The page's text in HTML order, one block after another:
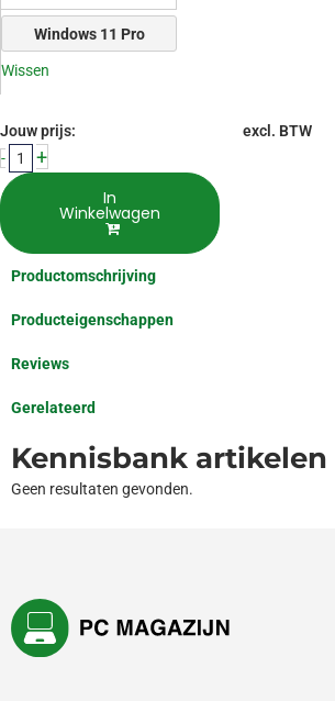
Windows 11 Pro
Wissen
Jouw prijs:
excl. BTW
-
+
In
Winkelwagen
Productomschrijving
Producteigenschappen
Reviews
Gerelateerd
Kennisbank artikelen
Geen resultaten gevonden.